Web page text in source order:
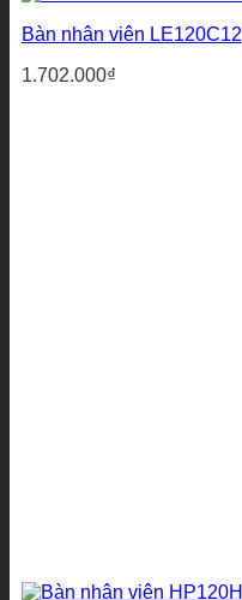
Bàn nhân viên LE120C12
1.702.000₫